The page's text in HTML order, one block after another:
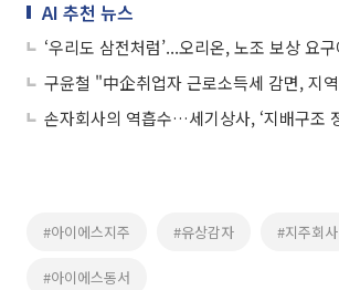
AI 추천 뉴스
#아이에스지주 #유상감자 #지주회사
#아이에스동서